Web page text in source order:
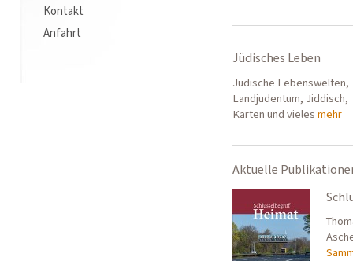
Kontakt
Anfahrt
Jüdisches Leben
Jüdische Lebenswelten,
Landjudentum, Jiddisch,
Karten und vieles mehr
Aktuelle